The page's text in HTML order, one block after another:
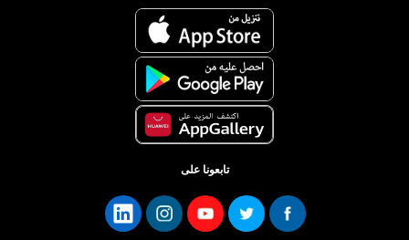
تابعونا على